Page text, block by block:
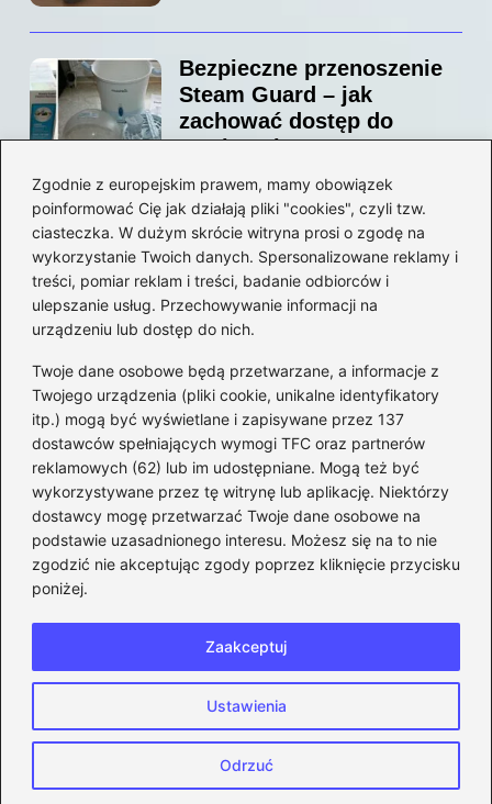
Zgodnie z europejskim prawem, mamy obowiązek
poinformować Cię jak działają pliki "cookies", czyli tzw.
ciasteczka. W dużym skrócie witryna prosi o zgodę na
wykorzystanie Twoich danych. Spersonalizowane reklamy i
treści, pomiar reklam i treści, badanie odbiorców i
ulepszanie usług. Przechowywanie informacji na
urządzeniu lub dostęp do nich.
Twoje dane osobowe będą przetwarzane, a informacje z
Twojego urządzenia (pliki cookie, unikalne identyfikatory
itp.) mogą być wyświetlane i zapisywane przez 137
dostawców spełniających wymogi TFC oraz partnerów
reklamowych (62) lub im udostępniane. Mogą też być
wykorzystywane przez tę witrynę lub aplikację. Niektórzy
dostawcy mogę przetwarzać Twoje dane osobowe na
podstawie uzasadnionego interesu. Możesz się na to nie
zgodzić nie akceptując zgody poprzez kliknięcie przycisku
poniżej.
Ustawienia
Odrzuć
Zaakceptuj
Bezpieczne przenoszenie
Steam Guard – jak
zachować dostęp do
swojego konta?
Jak bez stresu zmienić
adres email na Steam –
prosty przewodnik krok po
kroku
Kategorie
CS:GO(26)
FIFA(90)
Forza Horizon(22)
Gry(186)
Modyfikacje(42)
Spolszczenia(101)
Copyright © 2026 eFIFA.pl
Prywatność
Zasady użytkowania
Napisz do nas